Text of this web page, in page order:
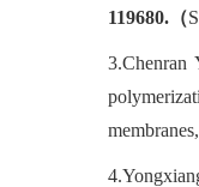
119680.（
3.Chenran
membranes
4.